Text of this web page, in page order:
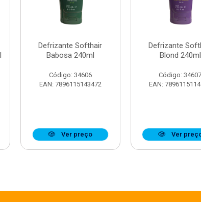
Defrizante Softhair
Babosa 240ml
Código: 34606
EAN: 7896115143472
Ver preço
Defrizante
Blond 240ml
Código: 34607
EAN:
Ver